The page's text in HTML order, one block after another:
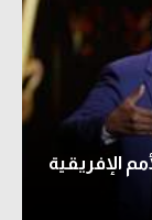
الإفريقية